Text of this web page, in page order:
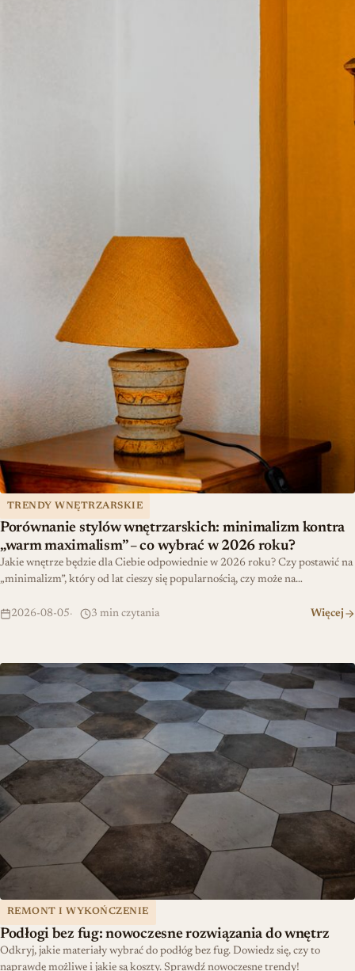
TRENDY WNĘTRZARSKIE
Porównanie stylów wnętrzarskich: minimalizm kontra
„warm maximalism” – co wybrać w 2026 roku?
Jakie wnętrze będzie dla Ciebie odpowiednie w 2026 roku? Czy postawić na
„minimalizm”, który od lat cieszy się popularnością, czy może na…
2026-08-05 3 min czytania Więcej
REMONT I WYKOŃCZENIE
Podłogi bez fug: nowoczesne rozwiązania do wnętrz
Odkryj, jakie materiały wybrać do podłóg bez fug. Dowiedz się, czy to
naprawdę możliwe i jakie są koszty. Sprawdź nowoczesne trendy!
Podłogi bez fug: nowoczesne rozwiązania do wnętrz